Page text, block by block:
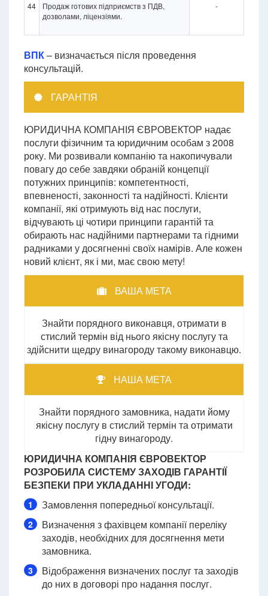
44
Продаж готових підприємств з ПДВ,
дозволами, ліцензіями.
-
ВПК– визначається після проведення
консультацій.
ГАРАНТІЯ
ЮРИДИЧНА КОМПАНІЯ ЄВРОВЕКТОР надає
послуги фізичним та юридичним особам з 2008
року. Ми розвивали компанію та накопичували
повагу до себе завдяки обраній концепції
потужних принципів: компетентності,
впевненості, законності та надійності. Клієнти
компанії, які отримують від нас послуги,
відчувають ці чотири принципи гарантій та
обирають нас надійними партнерами та гідними
радниками у досягненні своїх намірів. Але кожен
новий клієнт, як і ми, має свою мету!
ВАША МЕТА
Знайти порядного виконавця, отримати в
стислий термін від нього якісну послугу та
здійснити щедру винагороду такому виконавцю.
НАША МЕТА
Знайти порядного замовника, надати йому
якісну послугу в стислий термін та отримати
гідну винагороду.
ЮРИДИЧНА КОМПАНІЯ ЄВРОВЕКТОР
РОЗРОБИЛА СИСТЕМУ ЗАХОДІВ ГАРАНТІЇ
БЕЗПЕКИ ПРИ УКЛАДАННІ УГОДИ:
1 Замовлення попередньої консультації.
2
Визначення з фахівцем компанії переліку
заходів, необхідних для досягнення мети
замовника.
3
Відображення визначених послуг та заходів
до них в договорі про надання послуг.